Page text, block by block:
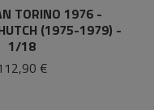
TORINO 1976 -
(1975-1979) -
1/18
€